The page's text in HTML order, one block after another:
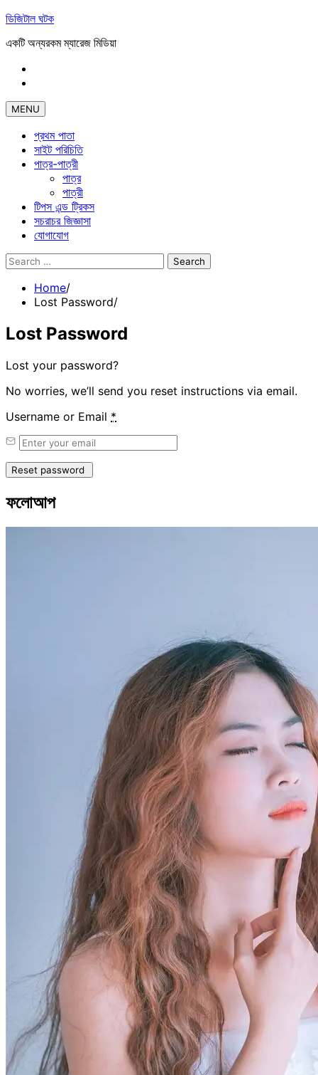
Skip
content
ডিজিটাল ঘটক
একটি অন্যরকম ম্যারেজ মিডিয়া
MENU
প্রথম পাতা
সাইট পরিচিতি
পাত্র-পাত্রী
পাত্র
পাত্রী
টিপস এন্ড ট্রিকস
সচরাচর জিজ্ঞাসা
যোগাযোগ
Search
Home
Lost Password
Lost Password
Lost your password?
No worries, we’ll send you reset instructions via email.
Username or Email *
ফলোআপ